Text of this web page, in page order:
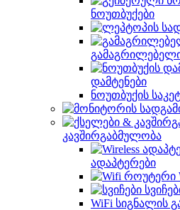
ნოუთბუქები
დამტენები
ნოუთბუქის
კავშირგაბმულობა
ადაპტერები
WiFi სიგნალის